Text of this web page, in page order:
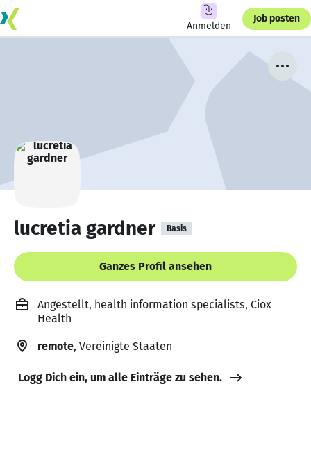
Anmelden
Job posten
lucretia gardner Basis
Ganzes Profil ansehen
Angestellt, health information specialists, Ciox
Health
remote, Vereinigte Staaten
Logg Dich ein, um alle Einträge zu sehen.